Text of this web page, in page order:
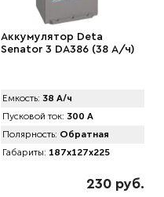
Аккумулятор Deta
Senator 3 DA386 (38 А/ч)
Емкость: 38 А/ч
Пусковой ток: 300 А
Полярность: Обратная
Габариты: 187x127x225
230 руб.